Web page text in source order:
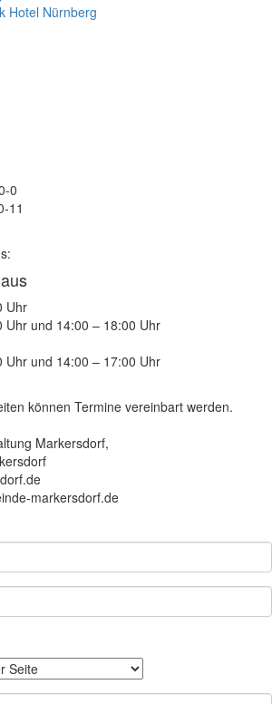
Hotel Nürnberg
0
11
Uhr
Uhr und 14:00 – 18:00 Uhr
Uhr und 14:00 – 17:00 Uhr
können Termine vereinbart werden.
Markersdorf,
markersdorf.de